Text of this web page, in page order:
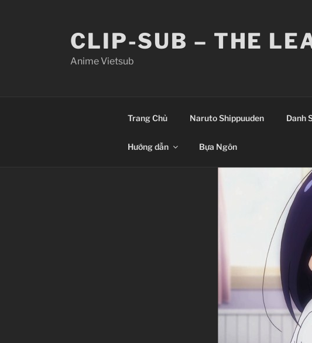
CLIP-SUB – THE
Anime Vietsub
Trang Chủ Naruto Shippuuden Danh
Hướng dẫn Bựa Ngôn